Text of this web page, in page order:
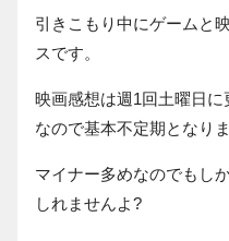
引きこもり中にゲームと
スです。
映画感想は週1回土曜日
なので基本不定期となりま
マイナー多めなのでもし
しれませんよ?